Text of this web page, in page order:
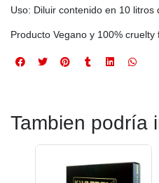
Uso: Diluir contenido en 10 litros
Producto Vegano y 100% cruelty
Tambien podría